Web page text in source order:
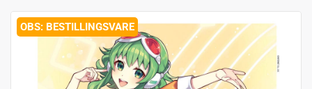
BESTILLINGSVARE